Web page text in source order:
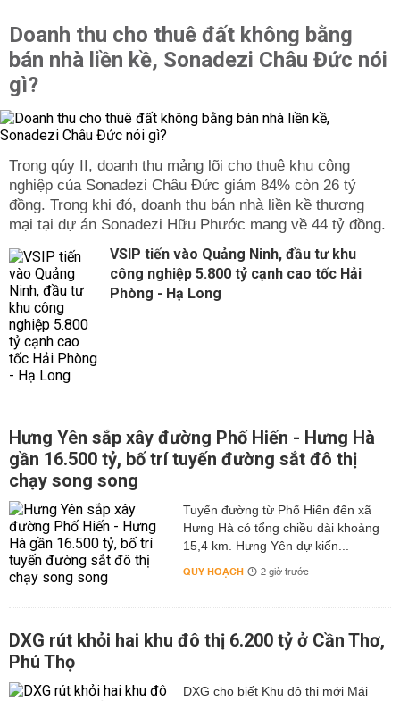
Doanh thu cho thuê đất không bằng
bán nhà liền kề, Sonadezi Châu Đức nói
gì?
Trong qúy II, doanh thu mảng lõi cho thuê khu công
nghiệp của Sonadezi Châu Đức giảm 84% còn 26 tỷ
đồng. Trong khi đó, doanh thu bán nhà liền kề thương
mại tại dự án Sonadezi Hữu Phước mang về 44 tỷ đồng.
VSIP tiến vào Quảng Ninh, đầu tư khu
công nghiệp 5.800 tỷ cạnh cao tốc Hải
Phòng - Hạ Long
Hưng Yên sắp xây đường Phố Hiến - Hưng Hà
gần 16.500 tỷ, bố trí tuyến đường sắt đô thị
chạy song song
Tuyến đường từ Phố Hiến đến xã
Hưng Hà có tổng chiều dài khoảng
15,4 km. Hưng Yên dự kiến...
QUY HOẠCH 2 giờ trước
DXG rút khỏi hai khu đô thị 6.200 tỷ ở Cần Thơ,
Phú Thọ
DXG cho biết Khu đô thị mới Mái